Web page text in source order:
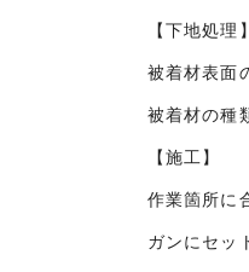
【下地処理】
被着材表面
被着材の種
【施工】
作業箇所に
ガンにセッ